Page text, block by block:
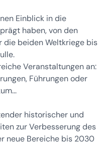
Einblick in die
haben, von den
die beiden Weltkriege bis
Veranstaltungen an:
Führungen oder
historischer und
zur Verbesserung des
neue Bereiche bis 2030